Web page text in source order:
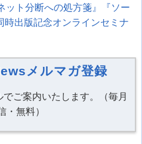
ット分断への処方箋』『ソー
時出版記念オンラインセミナ
メルマガ登録
ご案内いたします。（毎月
・無料）